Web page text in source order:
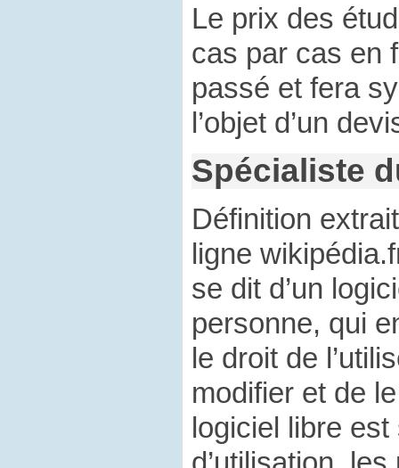
Le prix des
cas par cas en
passé et fera
l’objet d’un
Spécialiste
Définition
ligne
se dit d’un
personne, qui
le droit de
modifier et de
logiciel libre